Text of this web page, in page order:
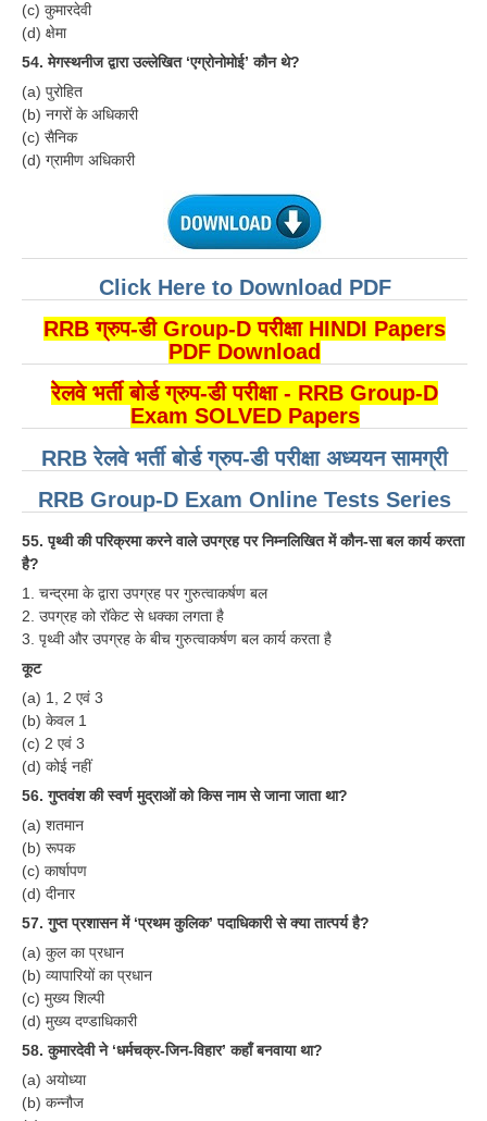
PAPERS
RRB NTPC (Tier-1) Papers
RRB NTPC (Tier-2) Papers
RRB ALP Exam Papers
ALP Psychological Tests
Mock Test for Junior Engineers
RRB Online Exams Sample Test
GK Papers
PARAMEDICAL
PARAMEDICAL PDF Study Notes
PARAMEDICAL Syllabus
हिंदी
RRB एनटीपीसी - NTPC
RRB लोको पायलट - ALP
RRB रेलवे ग्रुप-डी
RRB जूनियर इंजीनियर - JE
मनोवैज्ञानिक परीक्षण - PSYCHO
(c) कुमारदेवी
(d) क्षेमा
54. मेगस्थनीज द्वारा उल्लेखित ‘एग्रोनोमोई’ कौन थे?
(a) पुरोहित
(b) नगरों के अधिकारी
(c) सैनिक
(d) ग्रामीण अधिकारी
Click Here to Download PDF
RRB ग्रुप-डी Group-D परीक्षा HINDI Papers
PDF Download
रेलवे भर्ती बोर्ड ग्रुप-डी परीक्षा - RRB Group-D
Exam SOLVED Papers
RRB रेलवे भर्ती बोर्ड ग्रुप-डी परीक्षा अध्ययन सामग्री
RRB Group-D Exam Online Tests Series
55. पृथ्वी की परिक्रमा करने वाले उपग्रह पर निम्नलिखित में कौन-सा बल कार्य करता
है?
1. चन्द्रमा के द्वारा उपग्रह पर गुरुत्वाकर्षण बल
2. उपग्रह को रॉकेट से धक्का लगता है
3. पृथ्वी और उपग्रह के बीच गुरुत्वाकर्षण बल कार्य करता है
कूट
(a) 1, 2 एवं 3
(b) केवल 1
(c) 2 एवं 3
(d) कोई नहीं
56. गुप्तवंश की स्वर्ण मुद्राओं को किस नाम से जाना जाता था?
(a) शतमान
(b) रूपक
(c) कार्षापण
(d) दीनार
57. गुप्त प्रशासन में ‘प्रथम कुलिक’ पदाधिकारी से क्या तात्पर्य है?
(a) कुल का प्रधान
(b) व्यापारियों का प्रधान
(c) मुख्य शिल्पी
(d) मुख्य दण्डाधिकारी
58. कुमारदेवी ने ‘धर्मचक्र-जिन-विहार’ कहाँ बनवाया था?
(a) अयोध्या
(b) कन्नौज